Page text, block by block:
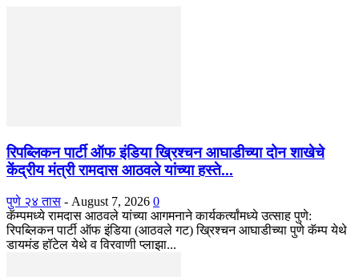
रिपब्लिकन पार्टी ऑफ इंडिया ख्रिश्चन आघाडीच्या दोन शाखेचे
केंद्रीय मंत्री रामदास आठवले यांच्या हस्ते...
पुणे २४ तास - August 7, 2026 0
कॅम्पमध्ये रामदास आठवले यांच्या आगमनाने कार्यकर्त्यांमध्ये उत्साह पुणे:
रिपब्लिकन पार्टी ऑफ इंडिया (आठवले गट) ख्रिश्चन आघाडीच्या पुणे कॅम्प येथे
डायमंड हॉटेल येथे व विरवाणी प्लाझा...